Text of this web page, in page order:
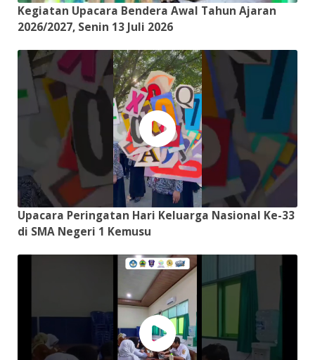
Kegiatan Upacara Bendera Awal Tahun Ajaran
2026/2027, Senin 13 Juli 2026
Upacara Peringatan Hari Keluarga Nasional Ke-33
di SMA Negeri 1 Kemusu